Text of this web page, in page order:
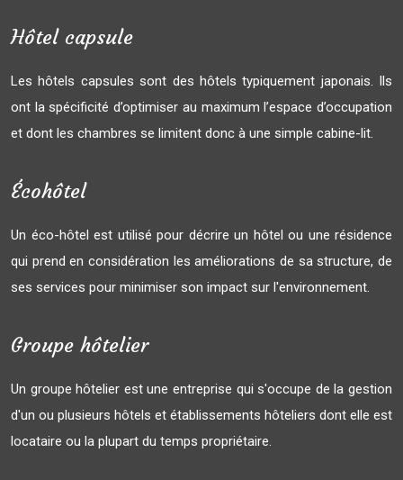
Hôtel capsule
Les hôtels capsules sont des hôtels typiquement japonais. Ils
ont la spécificité d’optimiser au maximum l’espace d’occupation
et dont les chambres se limitent donc à une simple cabine-lit.
Écohôtel
Un éco-hôtel est utilisé pour décrire un hôtel ou une résidence
qui prend en considération les améliorations de sa structure, de
ses services pour minimiser son impact sur l'environnement.
Groupe hôtelier
Un groupe hôtelier est une entreprise qui s'occupe de la gestion
d'un ou plusieurs hôtels et établissements hôteliers dont elle est
locataire ou la plupart du temps propriétaire.